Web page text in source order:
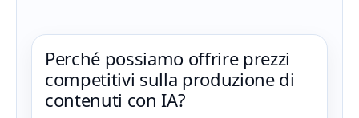
Perché possiamo offrire prezzi
competitivi sulla produzione di
contenuti con IA?